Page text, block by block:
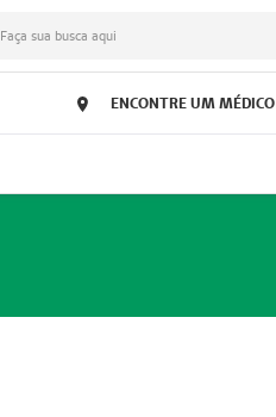
Faça sua busca aqui
ENCONTRE UM MÉDICO